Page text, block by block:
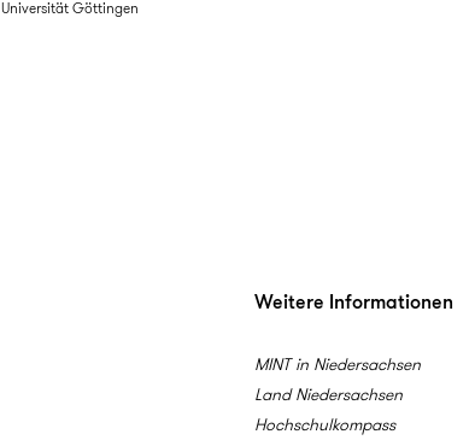
Universität Göttingen
Weitere Informationen
MINT in Niedersachsen
Land Niedersachsen
Hochschulkompass